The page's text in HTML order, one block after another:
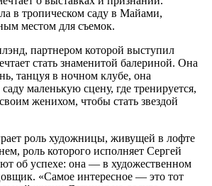
в тропическом саду в Майами,
местом для съемок.
партнером которой выступил
стать знаменитой балериной. Она
танцуя в ночном клубе, она
маленькую сцену, где тренируется,
женихом, чтобы стать звездой
роль художницы, живущей в лофте
роль которого исполняет Сергей
об успехе: она — в художественном
«Самое интересное — это тот